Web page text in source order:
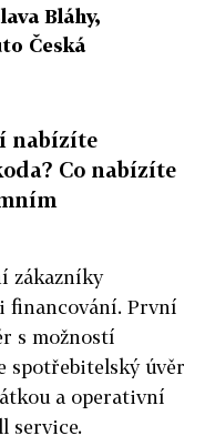
Bláhy,
Česká
nabízíte
Co nabízíte
zákazníky
financování. První
s možností
spotřebitelský úvěr
a operativní
service.